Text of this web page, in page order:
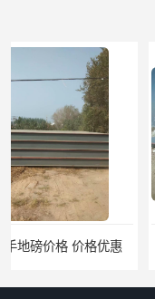
潍坊旧地磅出售 厂家